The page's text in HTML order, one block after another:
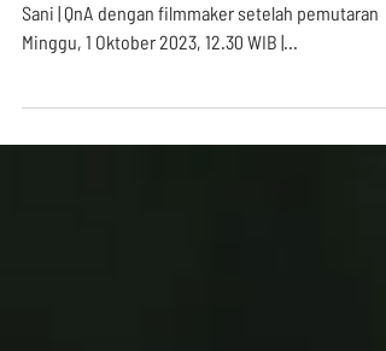
Perfilman Amoral
Sani | QnA dengan filmmaker setelah pemutaran
Minggu, 1 Oktober 2023, 12.30 WIB |...